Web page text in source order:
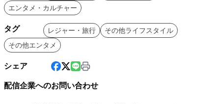
エンタメ・カルチャー
タグ レジャー・旅行
その他ライフスタイル
その他エンタメ
シェア
配信企業へのお問い合わせ